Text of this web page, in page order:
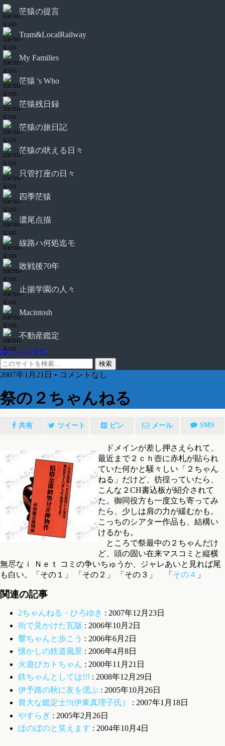
茫猿の提言
Tram&LocalRailway
My Families
茫猿 's Who
茫猿残日録
茫猿の旅日記
茫猿の吠える日々
只管打座の日々
四季茫猿
濃尾点描
線路ハ何処迄モ
敗戦後70年
止揚学園の人々
Macintosh
不動産鑑定
鄙からの発信
2007年1月21日 • コメントなし
祭の２ちゃんねる
共有 ツイート ピン メール SMS
ドメインが差し押さえられて、
最近まで２ｃｈ壺に赤札が貼られ
ていた何かと騒々しい「２ちゃん
ねる」だけど、彷徨っていたら、
こんな２CH書込板が紹介されて
た。御同役方も一度立ち寄ってみ
たら、少しは肩の力が緩むかも。
こっちのシアター作品も、結構い
けるかも。
ところで祭最中の２ちゃんだけ
ど、頭の固い在来マスコミと縦横
無尽なｉ Ｎｅｔ コミの争いちゅうか、ジャレあいと見れば尾
も白い。「その１」 「その２」 「その３」 「 その４ 」
関連の記事
2ちゃんねる・ひろゆき : 2007年12月23日
街で見かけた瓦版 : 2006年10月2日
響ちゃんと歩こう : 2006年6月2日
懐かしの鉄道風景: 2006年4月8日
火遊びカトちゃん : 2000年11月21日
鉄ちゃんとしては!!! : 2008年12月29日
伊予路の秋に友を偲ぶ : 2005年10月26日
胃大な鑑定士!!(伊東真理子氏）
: 2007年1月18日
やすらぎ: 2005年2月26日
ほのぼのと笑えます : 2004年10月4日